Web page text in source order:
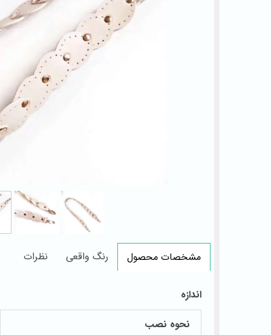
مشخصات محصول رنگ واقعی نظرات
اندازه
نحوه نصب